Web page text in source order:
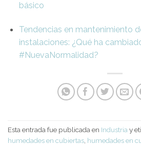
básico
Tendencias en mantenimiento
instalaciones: ¿Qué ha
#NuevaNormalidad?
Esta entrada fue publicada en Industria y
humedades en cubiertas humedades en